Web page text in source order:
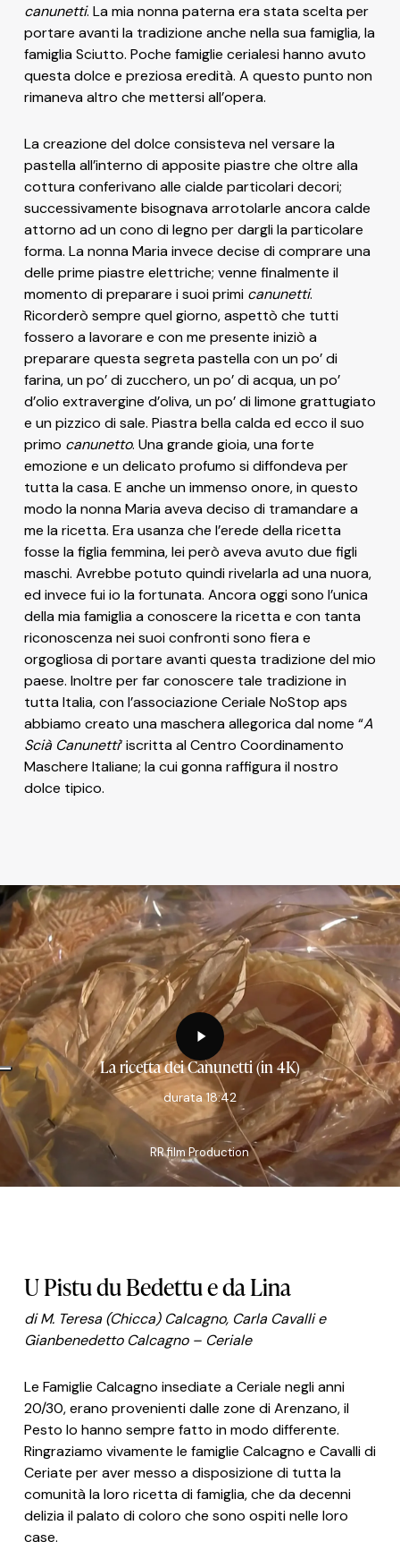
canunetti. La mia nonna paterna era stata scelta per
portare avanti la tradizione anche nella sua famiglia, la
famiglia Sciutto. Poche famiglie cerialesi hanno avuto
questa dolce e preziosa eredità. A questo punto non
rimaneva altro che mettersi all’opera.
La creazione del dolce consisteva nel versare la
pastella all’interno di apposite piastre che oltre alla
cottura conferivano alle cialde particolari decori;
successivamente bisognava arrotolarle ancora calde
attorno ad un cono di legno per dargli la particolare
forma. La nonna Maria invece decise di comprare una
delle prime piastre elettriche; venne finalmente il
momento di preparare i suoi primi canunetti.
Ricorderò sempre quel giorno, aspettò che tutti
fossero a lavorare e con me presente iniziò a
preparare questa segreta pastella con un po’ di
farina, un po’ di zucchero, un po’ di acqua, un po’
d’olio extravergine d’oliva, un po’ di limone grattugiato
e un pizzico di sale. Piastra bella calda ed ecco il suo
primo canunetto. Una grande gioia, una forte
emozione e un delicato profumo si diffondeva per
tutta la casa. E anche un immenso onore, in questo
modo la nonna Maria aveva deciso di tramandare a
me la ricetta. Era usanza che l’erede della ricetta
fosse la figlia femmina, lei però aveva avuto due figli
maschi. Avrebbe potuto quindi rivelarla ad una nuora,
ed invece fui io la fortunata. Ancora oggi sono l’unica
della mia famiglia a conoscere la ricetta e con tanta
riconoscenza nei suoi confronti sono fiera e
orgogliosa di portare avanti questa tradizione del mio
paese. Inoltre per far conoscere tale tradizione in
tutta Italia, con l’associazione Ceriale NoStop aps
abbiamo creato una maschera allegorica dal nome “A
Scià Canunetti‘ iscritta al Centro Coordinamento
Maschere Italiane; la cui gonna raffigura il nostro
dolce tipico.
La ricetta dei Canunetti (in 4K)
durata 18:42
RR film Production
U Pistu du Bedettu e da Lina
di M. Teresa (Chicca) Calcagno, Carla Cavalli e
Gianbenedetto Calcagno – Ceriale
Le Famiglie Calcagno insediate a Ceriale negli anni
20/30, erano provenienti dalle zone di Arenzano, il
Pesto lo hanno sempre fatto in modo differente.
Ringraziamo vivamente le famiglie Calcagno e Cavalli di
Ceriate per aver messo a disposizione di tutta la
comunità la loro ricetta di famiglia, che da decenni
delizia il palato di coloro che sono ospiti nelle loro
case.